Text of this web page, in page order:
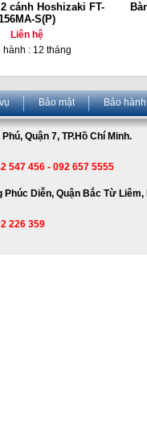
cánh Hoshizaki FT-
S(P)
Liên hệ
hành : 12 tháng
Bảo mật Bảo hành
Quận 7, TP.Hồ Chí Minh.
547 456 - 092 657 5555
Diễn, Quận Bắc Từ Liêm,
226 359